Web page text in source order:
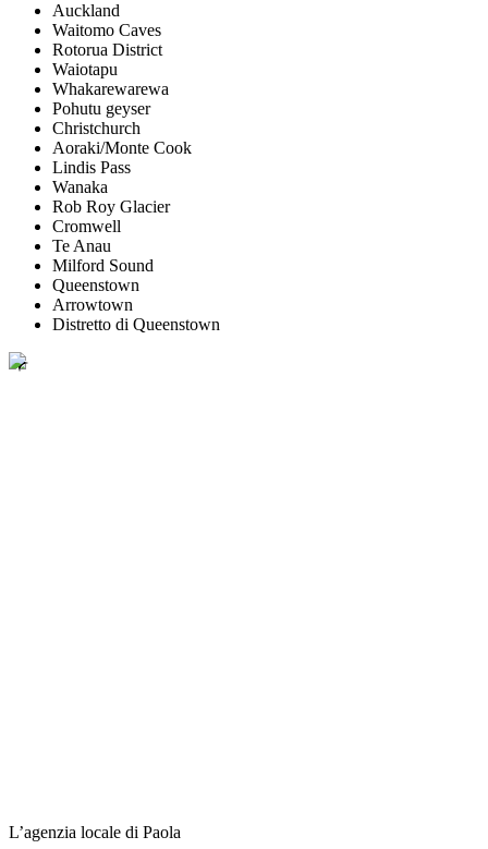
Auckland
Waitomo Caves
Rotorua District
Waiotapu
Whakarewarewa
Pohutu geyser
Christchurch
Aoraki/Monte Cook
Lindis Pass
Wanaka
Rob Roy Glacier
Cromwell
Te Anau
Milford Sound
Queenstown
Arrowtown
Distretto di Queenstown
L’agenzia locale di Paola